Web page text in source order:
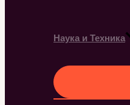
Наука и Техника